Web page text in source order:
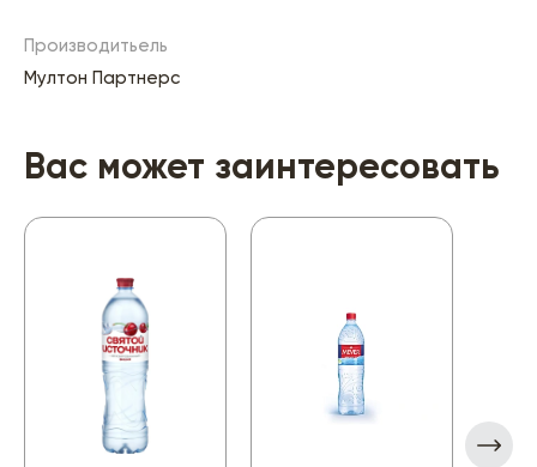
Производитьель
Мултон Партнерс
Вас может заинтересовать